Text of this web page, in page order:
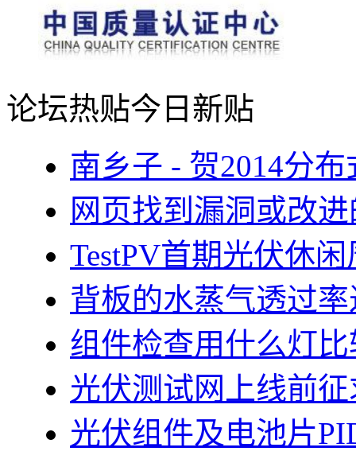
论坛热贴今日新贴
南乡子 - 贺2014分
网页找到漏洞或改
TestPV首期光伏休
背板的水蒸气透过
组件检查用什么灯
光伏测试网上线前
光伏组件及电池片